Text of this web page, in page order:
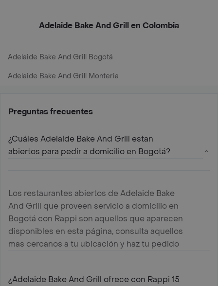
Adelaide Bake And Grill en Colombia
Adelaide Bake And Grill Bogotá
Adelaide Bake And Grill Monteria
Preguntas frecuentes
¿Cuáles Adelaide Bake And Grill estan
abiertos para pedir a domicilio en Bogotá?
Los restaurantes abiertos de Adelaide Bake
And Grill que proveen servicio a domicilio en
Bogotá con Rappi son aquellos que aparecen
disponibles en esta página, consulta aquellos
mas cercanos a tu ubicación y haz tu pedido
¿Adelaide Bake And Grill ofrece con Rappi 15